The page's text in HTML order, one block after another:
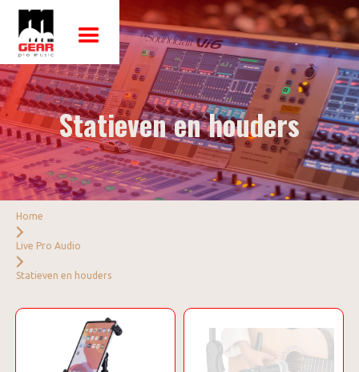
Statieven en houders
Home
Live Pro Audio
Statieven en houders